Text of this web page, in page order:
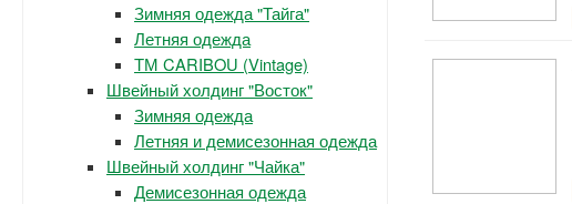
Зимняя одежда "Тайга"
Летняя одежда
ТМ CARIBOU (Vintage)
Швейный холдинг "Восток"
Зимняя одежда
Летняя и демисезонная одежда
Швейный холдинг "Чайка"
Демисезонная одежда